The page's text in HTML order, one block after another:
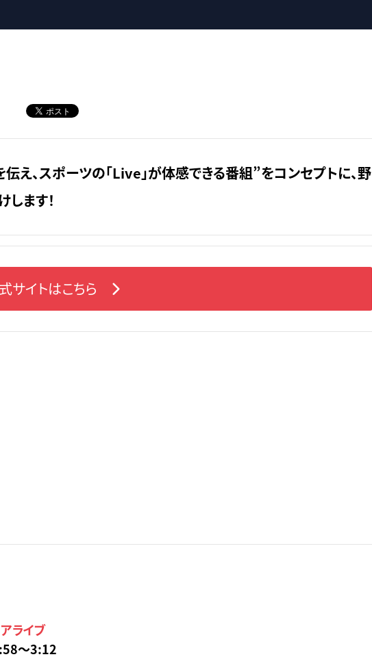
サイトはこちら
え、スポーツの「Live」が体感できる番組”をコンセプトに、野
ます！
ライブ
〜3:12